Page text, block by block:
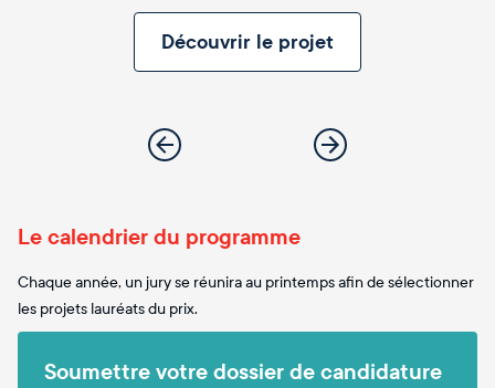
Découvrir le projet
Le calendrier du programme
Chaque année, un jury se réunira au printemps afin de sélectionner
les projets lauréats du prix.
Soumettre votre dossier de candidature